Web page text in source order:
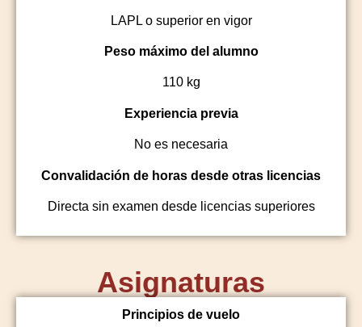
LAPL o superior en vigor
Peso máximo del alumno
110 kg
Experiencia previa
No es necesaria
Convalidación de horas desde otras licencias
Directa sin examen desde licencias superiores
Asignaturas
Principios de vuelo